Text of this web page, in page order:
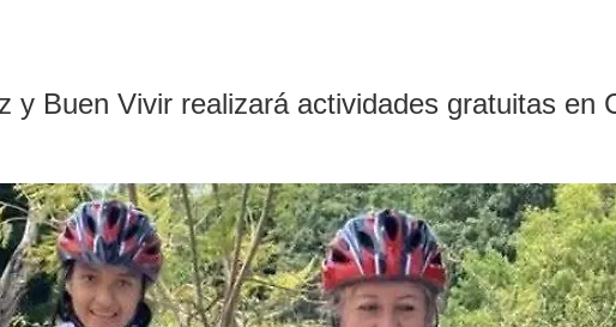
y Buen Vivir realizará actividades gratuitas en